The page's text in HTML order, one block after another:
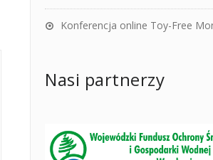
Konferencja online Toy-Free
Nasi partnerzy